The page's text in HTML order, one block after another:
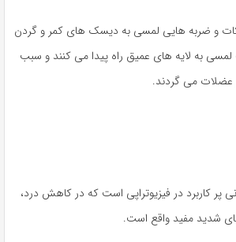
و ضربه هایی لمسی به دیسک های کمر و گردن
به لایه های عمیق راه پیدا می کنند و سبب
می گردند.
پر کاربرد در فیزیوتراپی است که در کاهش درد،
شدید مفید واقع است.